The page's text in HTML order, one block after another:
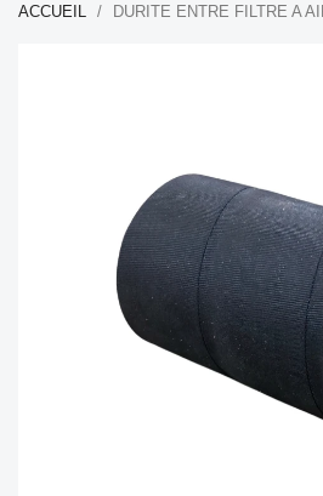
ACCUEIL DURITE ENTRE FILTRE A